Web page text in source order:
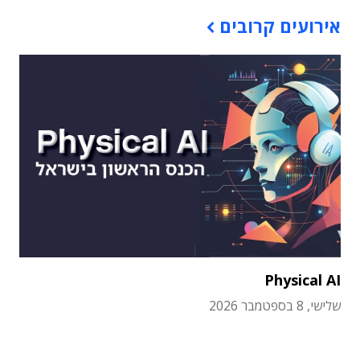
אירועים קרובים
Physical AI
שלישי, 8 בספטמבר 2026